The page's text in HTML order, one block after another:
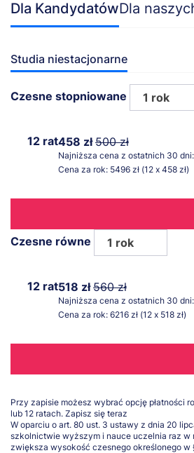
Dla KandydatówDla
Studia niestacjonarne
Czesne stopniowane 1 rok
12 rat458 zł500 zł
Najniższa cena z ostatnich 30 dni:
Cena za rok: 5496 zł (12 x 458 zł)
Czesne równe 1 rok
12 rat518 zł560 zł
Najniższa cena z ostatnich 30 dni:
Cena za rok: 6216 zł (12 x 518 zł)
Przy zapisie możesz wybrać opcję płatności
lub 12 ratach. Zapisz się teraz
W oparciu o art. 80 ust. 3 ustawy z dnia 20
szkolnictwie wyższym i nauce uczelnia raz w
zwiększa wysokość czesnego określonego w